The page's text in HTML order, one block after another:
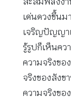
เด่นดวงขึ้นม
เจริญปัญญา
รู้รูปก็เห็นคว
ความจริงขอ
จริงของสังข
ความจริงขอ